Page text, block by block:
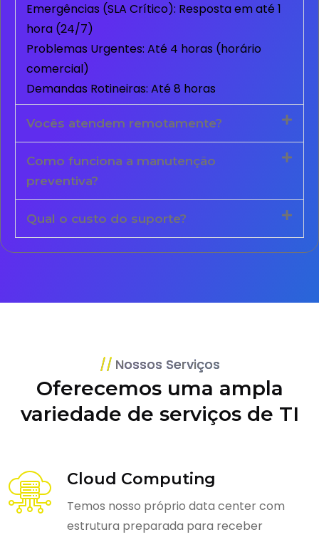
Emergências (SLA Crítico): Resposta em até 1
hora (24/7)
Problemas Urgentes: Até 4 horas (horário
comercial)
Demandas Rotineiras: Até 8 horas
Vocês atendem remotamente?
Como funciona a manutenção
preventiva?
Qual o custo do suporte?
Nossos Serviços
Oferecemos uma ampla
variedade de serviços de TI
Cloud Computing
Temos nosso próprio data center com
estrutura preparada para receber